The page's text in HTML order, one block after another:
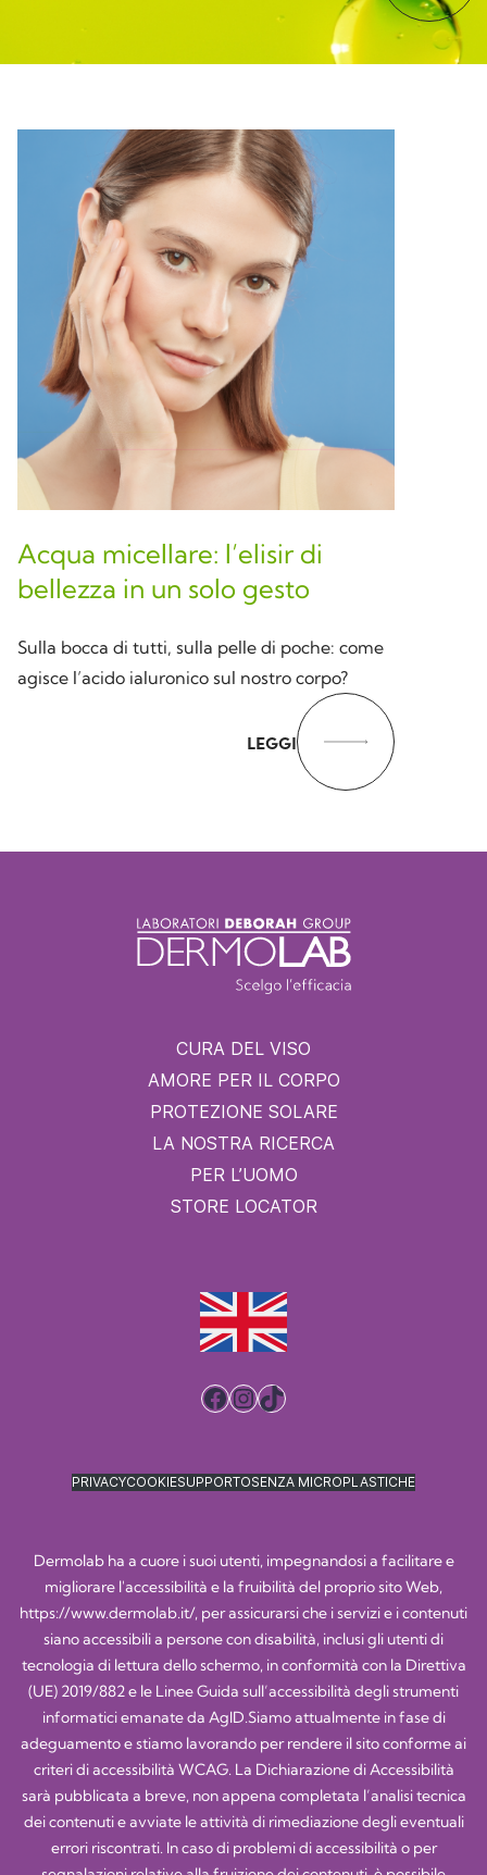
Acqua micellare: l’elisir di
bellezza in un solo gesto
Sulla bocca di tutti, sulla pelle di poche: come
agisce l’acido ialuronico sul nostro corpo?
LEGGI
CURA DEL VISO
AMORE PER IL CORPO
PROTEZIONE SOLARE
LA NOSTRA RICERCA
PER L’UOMO
STORE LOCATOR
Facebook
Instagram
TikTok
PRIVACYCOOKIESUPPORTOSENZA MICROPLASTICHE
Dermolab ha a cuore i suoi utenti, impegnandosi a facilitare e
migliorare l'accessibilità e la fruibilità del proprio sito Web,
https://www.dermolab.it/, per assicurarsi che i servizi e i contenuti
siano accessibili a persone con disabilità, inclusi gli utenti di
tecnologia di lettura dello schermo, in conformità con la Direttiva
(UE) 2019/882 e le Linee Guida sull’accessibilità degli strumenti
informatici emanate da AgID.Siamo attualmente in fase di
adeguamento e stiamo lavorando per rendere il sito conforme ai
criteri di accessibilità WCAG. La Dichiarazione di Accessibilità
sarà pubblicata a breve, non appena completata l’analisi tecnica
dei contenuti e avviate le attività di rimediazione degli eventuali
errori riscontrati. In caso di problemi di accessibilità o per